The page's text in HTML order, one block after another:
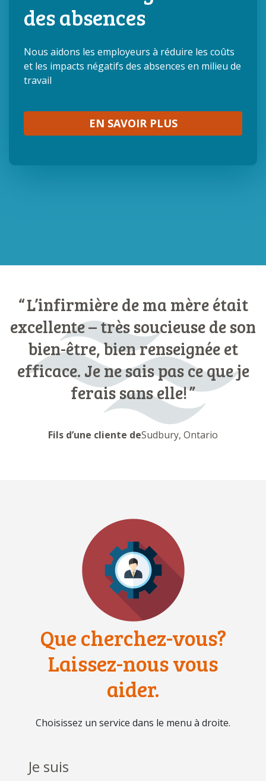
des absences
Nous aidons les employeurs à réduire les coûts
et les impacts négatifs des absences en milieu de
travail
EN SAVOIR PLUSSUR NOS
L’infirmière de ma mère était
excellente – très soucieuse de son
bien-être, bien renseignée et
efficace. Je ne sais pas ce que je
ferais sans elle!
Fils d’une cliente deSudbury, Ontario
Que cherchez-vous?
Laissez-nous vous
aider.
Choisissez un service dans le menu à droite.
Je suis